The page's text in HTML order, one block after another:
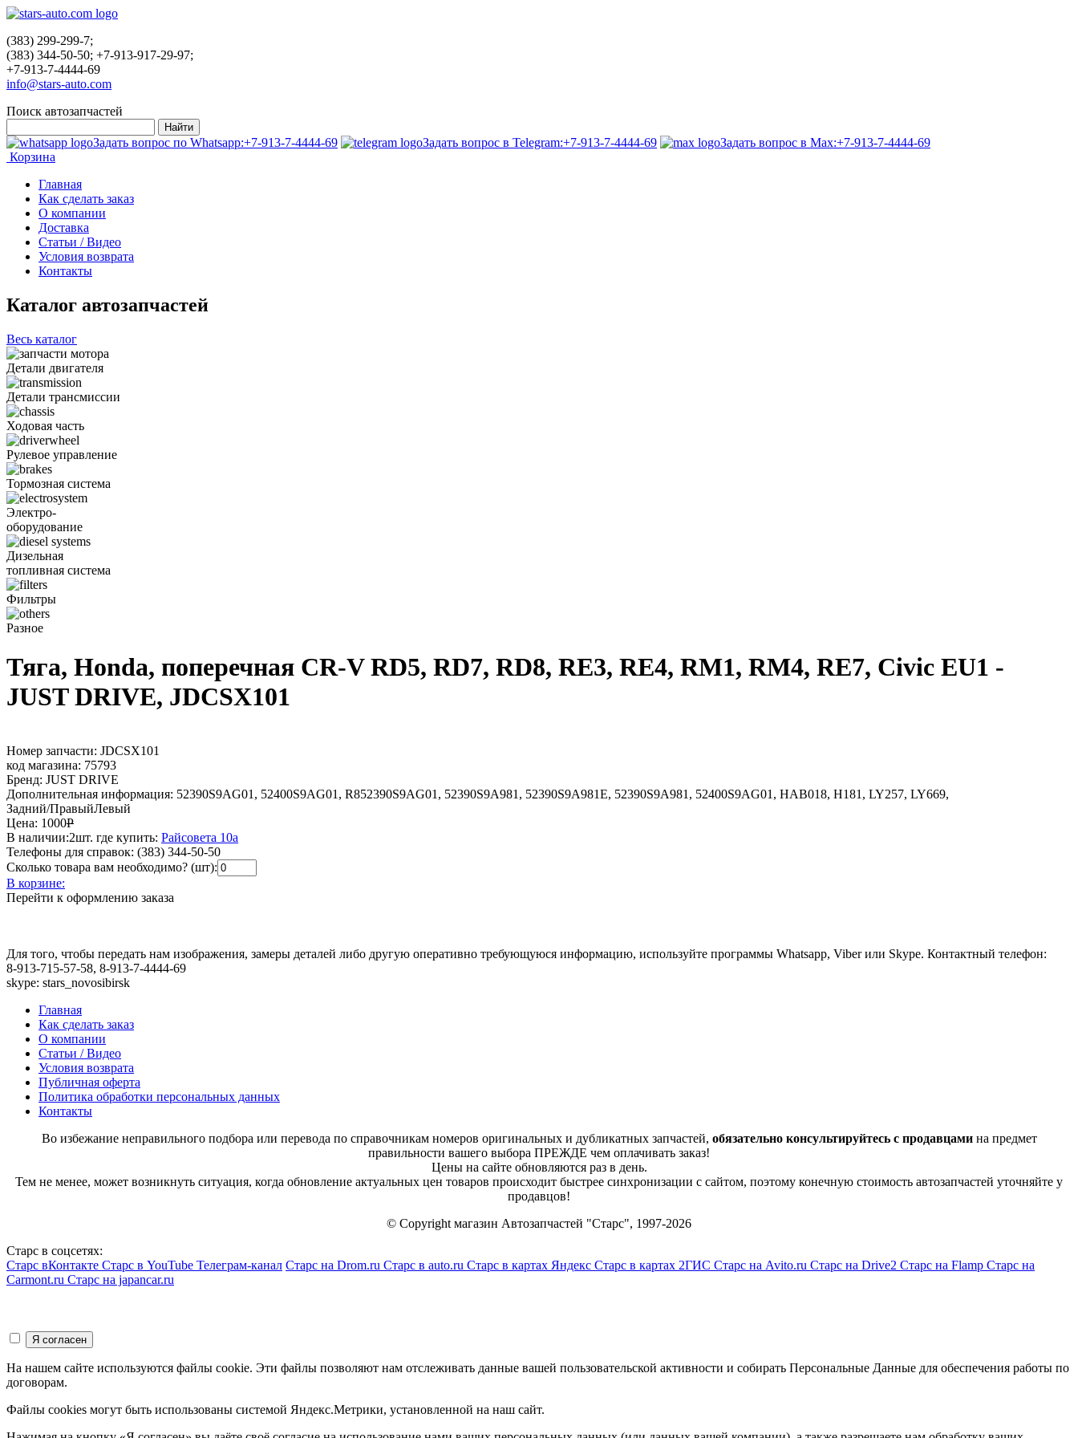
(383) 299-299-7;
(383) 344-50-50; +7-913-917-29-97;
+7-913-7-4444-69
info@stars-auto.com
Поиск автозапчастей
Задать вопрос по Whatsapp:+7-913-7-4444-69 Задать вопрос в Telegram:+7-913-7-4444-69 Задать вопрос в Max:+7-913-7-4444-69
Корзина
Главная
Как сделать заказ
О компании
Доставка
Статьи / Видео
Условия возврата
Контакты
Каталог автозапчастей
Весь каталог
Детали двигателя
Детали трансмиссии
Ходовая часть
Рулевое управление
Тормозная система
Электро-
оборудование
Дизельная
топливная система
Фильтры
Разное
Тяга, Honda, поперечная CR-V RD5, RD7, RD8, RE3, RE4, RM1, RM4, RE7, Civic EU1 -
JUST DRIVE, JDCSX101
Номер запчасти: JDCSX101
код магазина: 75793
Бренд: JUST DRIVE
Дополнительная информация: 52390S9AG01, 52400S9AG01, R852390S9AG01, 52390S9A981, 52390S9A981E, 52390S9A981, 52400S9AG01, HAB018, H181, LY257, LY669,
Задний/ПравыйЛевый
Цена: 1000Р
В наличии:2шт. где купить: Райсовета 10а
Телефоны для справок: (383) 344-50-50
Сколько товара вам необходимо? (шт):
В корзине:
Перейти к оформлению заказа
Для того, чтобы передать нам изображения, замеры деталей либо другую оперативно требующуюся информацию, используйте программы Whatsapp, Viber или Skype. Контактный телефон:
8-913-715-57-58, 8-913-7-4444-69
skype: stars_novosibirsk
Главная
Как сделать заказ
О компании
Статьи / Видео
Условия возврата
Публичная оферта
Политика обработки персональных данных
Контакты
Во избежание неправильного подбора или перевода по справочникам номеров оригинальных и дубликатных запчастей, обязательно консультируйтесь с продавцамина предмет
правильности вашего выбора ПРЕЖДЕ чем оплачивать заказ!
Цены на сайте обновляются раз в день.
Тем не менее, может возникнуть ситуация, когда обновление актуальных цен товаров происходит быстрее синхронизации с сайтом, поэтому конечную стоимость автозапчастей уточняйте у
продавцов!
© Copyright магазин Автозапчастей "Старс", 1997-2026
Старс в соцсетях:
Старс вКонтакте Старс в YouTube Телеграм-канал Старс на Drom.ru Старс в auto.ru Старс в картах Яндекс Старс в картах 2ГИС Старс на Avito.ru Старс на Drive2 Старс на Flamp Старс на
Carmont.ru Старс на japancar.ru
На нашем сайте используются файлы cookie. Эти файлы позволяют нам отслеживать данные вашей пользовательской активности и собирать Персональные Данные для обеспечения работы по
договорам.
Файлы cookies могут быть использованы системой Яндекс.Метрики, установленной на наш сайт.